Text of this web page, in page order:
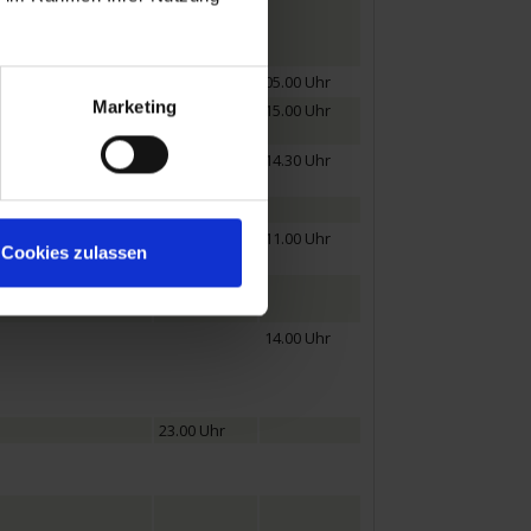
Marketing
Cookies zulassen
05.00 Uhr
09.00 Uhr 15.00 Uhr
04.00 Uhr 14.30 Uhr
11.00 Uhr
21.30 Uhr
14.00 Uhr
23.00 Uhr